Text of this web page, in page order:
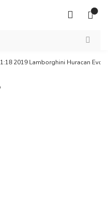
1:18 2019 Lamborghini Huracan Evo